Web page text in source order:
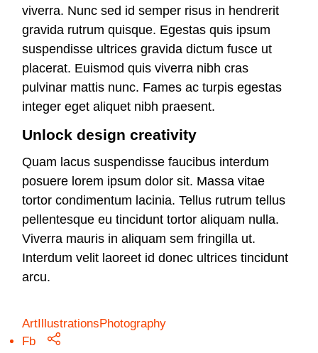
viverra. Nunc sed id semper risus in hendrerit
gravida rutrum quisque. Egestas quis ipsum
suspendisse ultrices gravida dictum fusce ut
placerat. Euismod quis viverra nibh cras
pulvinar mattis nunc. Fames ac turpis egestas
integer eget aliquet nibh praesent.
Unlock design creativity
Quam lacus suspendisse faucibus interdum
posuere lorem ipsum dolor sit. Massa vitae
tortor condimentum lacinia. Tellus rutrum tellus
pellentesque eu tincidunt tortor aliquam nulla.
Viverra mauris in aliquam sem fringilla ut.
Interdum velit laoreet id donec ultrices tincidunt
arcu.
ArtIllustrationsPhotography
Fb